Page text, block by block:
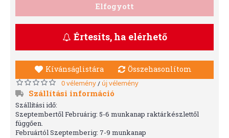
Elfogyott
Értesíts, ha elérhető
Kívánságlistára Összehasonlítom
0 vélemény/ új vélemény
Szállítási információ
Szállítási idő:
Szeptembertől Februárig: 5-6 munkanap raktárkészlettől
függően.
Februártól Szeptemberig: 7-9 munkanap